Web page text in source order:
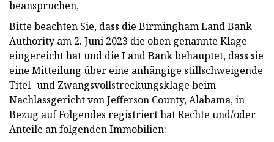
beanspruchen,
Bitte beachten Sie, dass die Birmingham Land Bank
Authority am 2. Juni 2023 die oben genannte Klage
eingereicht hat und die Land Bank behauptet, dass sie
eine Mitteilung über eine anhängige stillschweigende
Titel- und Zwangsvollstreckungsklage beim
Nachlassgericht von Jefferson County, Alabama, in
Bezug auf Folgendes registriert hat Rechte und/oder
Anteile an folgenden Immobilien: